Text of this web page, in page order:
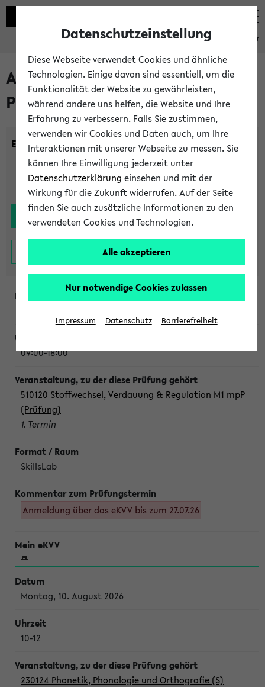
eKVV
Alle noch stattfindenden
Prüfungen
Einrichtung:
09:00-18:00
510120 Stoffwechsel, Verdauung & Regulation M1 mpP
(Prüfung)
1. Termin
SkillsLab
Anmeldung über das eKVV bis zum 27.07.26
Montag, 10. August 2026
10-12
230124 Phonetik, Phonologie und Orthografie (S)
Datenschutzeinstellung
Diese Webseite verwendet Cookies und ähnliche
Technologien. Einige davon sind essentiell, um die
Funktionalität der Website zu gewährleisten,
während andere uns helfen, die Website und Ihre
Erfahrung zu verbessern. Falls Sie zustimmen,
verwenden wir Cookies und Daten auch, um Ihre
Interaktionen mit unserer Webseite zu messen. Sie
können Ihre Einwilligung jederzeit unter
Datenschutzerklärung einsehen und mit der
Wirkung für die Zukunft widerrufen. Auf der Seite
finden Sie auch zusätzliche Informationen zu den
verwendeten Cookies und Technologien.
Alle akzeptieren
Nur notwendige Cookies zulassen
Impressum Datenschutz Barrierefreiheit